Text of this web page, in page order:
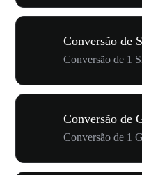
Conversão de
Conversão de 1
Conversão de
Conversão de 1